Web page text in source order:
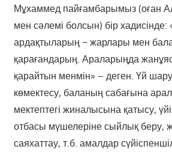
Мұхаммед пайғамбарымыз (оған
мен сәлемі болсын) бір хадисінде:
ардақтыларың − жарлары мен
қарағандарың. Араларыңда
қарайтын менмін» – деген. Үй
көмектесу, баланың сабағына
мектептегі жиналысына қатысу,
отбасы мүшелеріне сыйлық беру,
саяхаттау, т.б. амалдар